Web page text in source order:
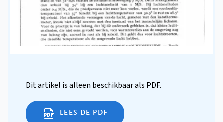
Dit artikel is alleen beschikbaar als PDF.
LEES DE PDF